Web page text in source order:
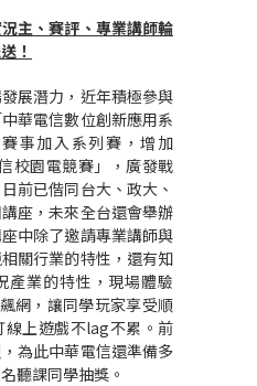
主、賽評、專業講師輪
！
展潛力，近年積極參與
華電信數位創新應用系
事加入系列賽，增加
校園電競賽」，廣發戰
前已偕同台大、政大、
座，未來全台還會舉辦
中除了邀請專業講師與
關行業的特性，還有知
產業的特性，現場體驗
網，讓同學玩家享受順
線上遊戲不lag不累。前
為此中華電信還準備多
聽課同學抽獎。